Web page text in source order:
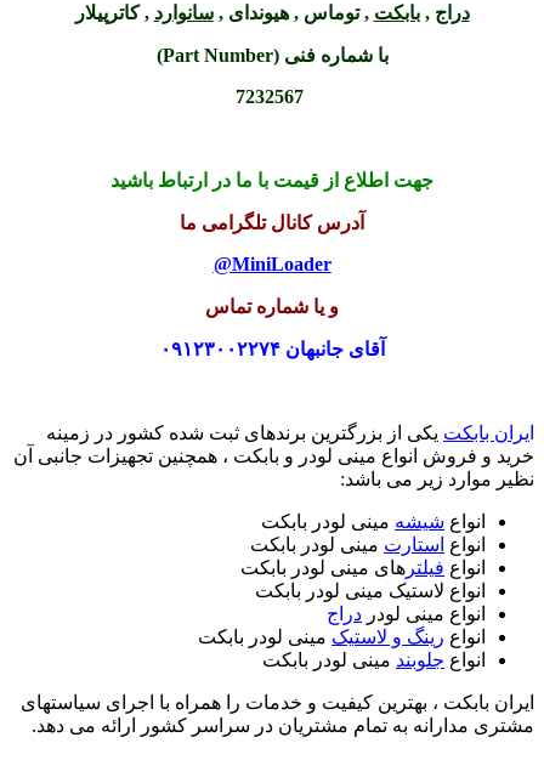
دراج ,بابکت , توماس , هیوندای ,سانوارد , کاترپیلار
با شماره فنی (Part Number)
جهت اطلاع از قیمت با ما در ارتباط باشید
آدرس کانال تلگرامی ما
MiniLoader@
و یا شماره تماس
آقای جانبهان ۰۹۱۲۳۰۰۲۲۷۴
یران بابکت یکی از بزرگترین برندهای ثبت شده کشور در زمینه
خرید و فروش انواع مینی لودر و بابکت ، همچنین تجهیزات جانبی آن
نظیر موارد زیر می باشد:
انواع شیشه مینی لودر بابکت
انواع استارت مینی لودر بابکت
انواع فیلتر های مینی لودر بابکت
انواع لاستیک مینی لودر بابکت
انواع مینی لودر دراج
انواع رینگ و لاستیک مینی لودر بابکت
انواع جلوبند مینی لودر بابکت
ایران بابکت ، بهترین کیفیت و خدمات را همراه با اجرای سیاستهای
مشتری مدارانه به تمام مشتریان در سراسر کشور ارائه می دهد.